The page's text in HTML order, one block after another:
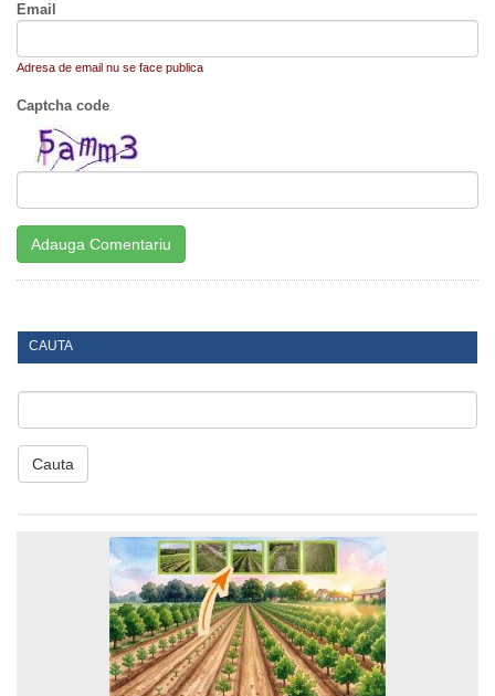
Email
Adresa de email nu se face publica
Captcha code
CAUTA
Cauta